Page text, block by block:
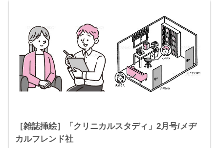
［雑誌挿絵］「クリニカルスタディ」2月号/メヂ
カルフレンド社